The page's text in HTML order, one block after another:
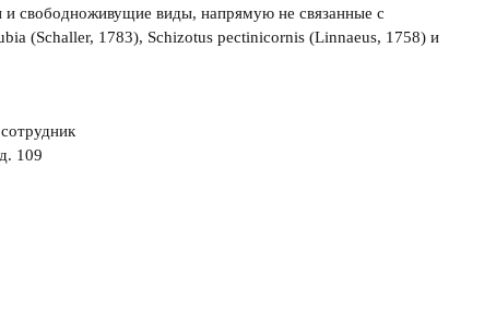
свободноживущие виды, напрямую не связанные с
(Schaller, 1783), Schizotus pectinicornis (Linnaeus, 1758) и
109